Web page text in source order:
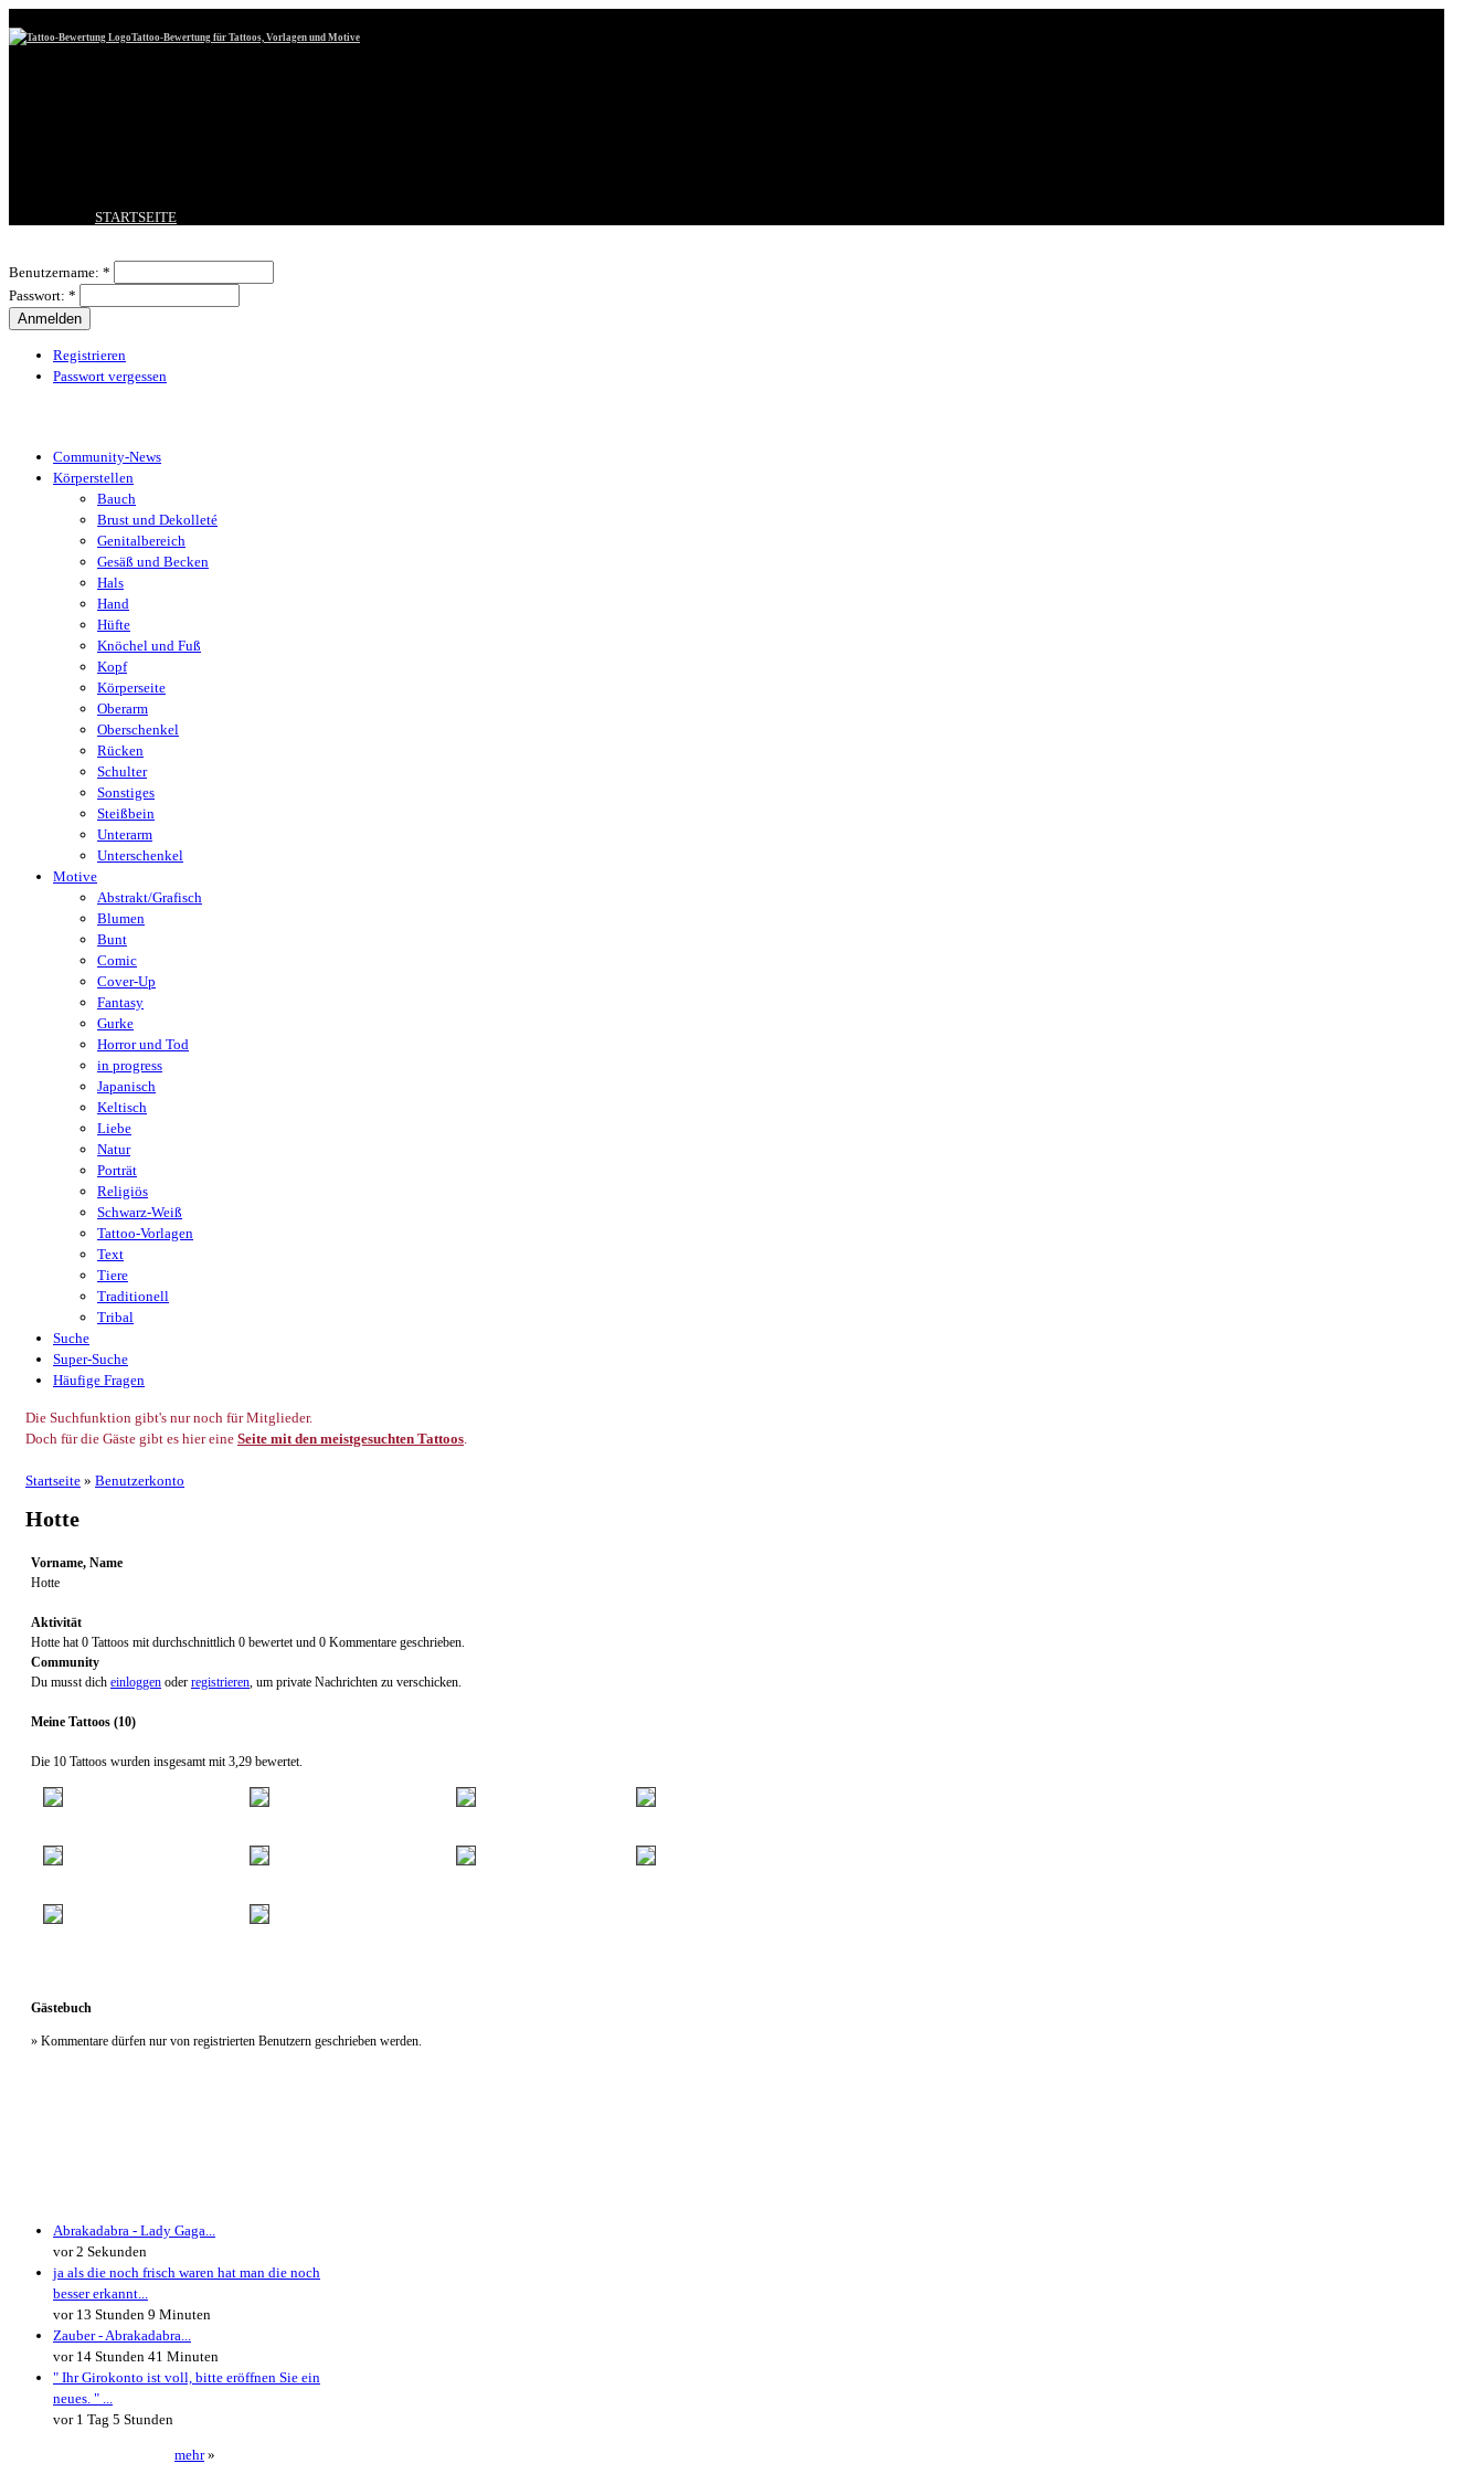
Tattoo-Bewertung für Tattoos, Vorlagen und Motive
STARTSEITE
BESTE TATTOOS
NEUESTE TATTOOS
Benutzername: *
Passwort: *
Registrieren
Passwort vergessen
Community-News
Körperstellen
Bauch
Brust und Dekolleté
Genitalbereich
Gesäß und Becken
Hals
Hand
Hüfte
Knöchel und Fuß
Kopf
Körperseite
Oberarm
Oberschenkel
Rücken
Schulter
Sonstiges
Steißbein
Unterarm
Unterschenkel
Motive
Abstrakt/Grafisch
Blumen
Bunt
Comic
Cover-Up
Fantasy
Gurke
Horror und Tod
in progress
Japanisch
Keltisch
Liebe
Natur
Porträt
Religiös
Schwarz-Weiß
Tattoo-Vorlagen
Text
Tiere
Traditionell
Tribal
Suche
Super-Suche
Häufige Fragen
Die Suchfunktion gibt's nur noch für Mitglieder.
Doch für die Gäste gibt es hier eine Seite mit den meistgesuchten Tattoos.
Startseite » Benutzerkonto
Hotte
Vorname, Name
Hotte
Aktivität
Hotte hat 0 Tattoos mit durchschnittlich 0 bewertet und 0 Kommentare geschrieben.
Community
Du musst dich einloggen oder registrieren, um private Nachrichten zu verschicken.
Meine Tattoos (10)
Die 10 Tattoos wurden insgesamt mit 3,29 bewertet.
Gästebuch
» Kommentare dürfen nur von registrierten Benutzern geschrieben werden.
Abrakadabra - Lady Gaga...
vor 2 Sekunden
ja als die noch frisch waren hat man die noch
besser erkannt...
vor 13 Stunden 9 Minuten
Zauber - Abrakadabra...
vor 14 Stunden 41 Minuten
" Ihr Girokonto ist voll, bitte eröffnen Sie ein
neues. " ...
vor 1 Tag 5 Stunden
mehr»